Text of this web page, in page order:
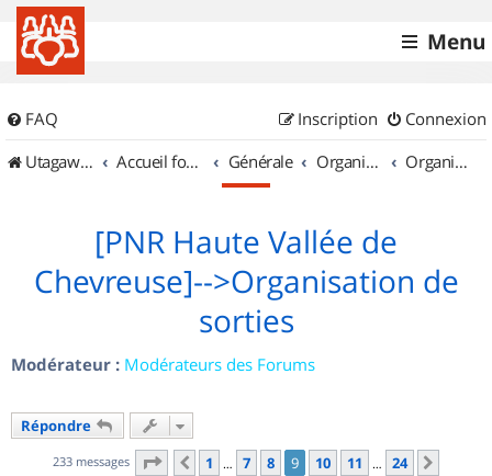
Menu
FAQ Connexion
Inscription
UtagawaVTT (Randos VTT et VTTAE avec traces GPS)
Accueil forum Générale Organisation de sorties & Recherche de partenaires Organisation de sorties en région Île de France
[PNR Haute Vallée de
Chevreuse]-->Organisation de
sorties
Modérateur : Modérateurs des Forums
Répondre
233 messages Page 9sur 24
Précédent
1 … 7 8 9 10 11 … 24